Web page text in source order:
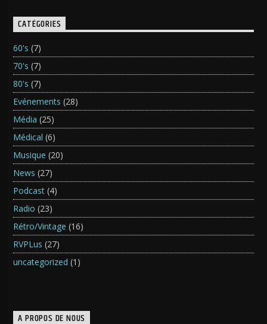
CATÉGORIES
60's (7)
70's (7)
80's (7)
Evénements (28)
Média (25)
Médical (6)
Musique (20)
News (27)
Podcast (4)
Radio (23)
Rétro/Vintage (16)
RVPLus (27)
uncategorized (1)
A PROPOS DE NOUS